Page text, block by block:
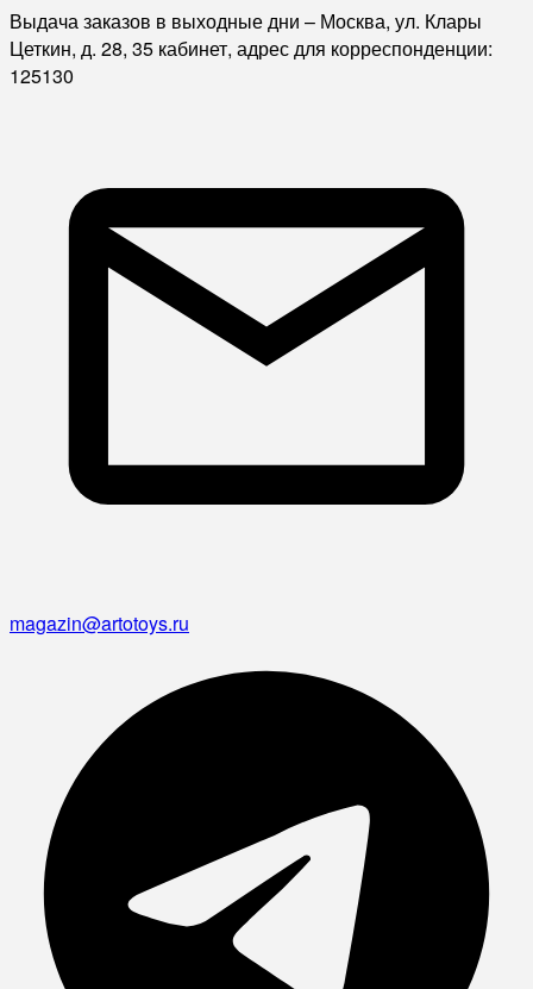
Выдача заказов в выходные дни – Москва, ул. Клары
Цеткин, д. 28, 35 кабинет, адрес для корреспонденции:
125130
magazin@artotoys.ru